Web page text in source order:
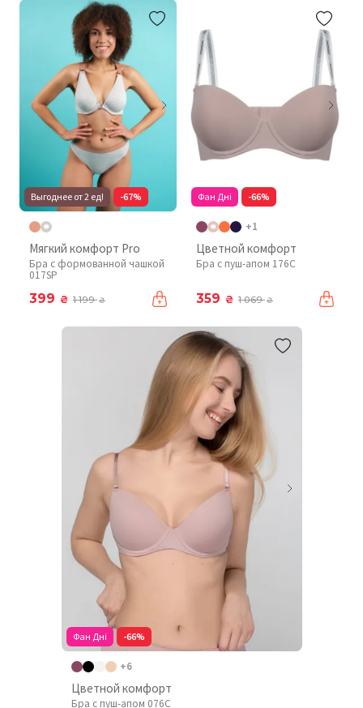
Выгоднее от 2 ед! -67%
Мягкий комфорт Pro
Бра с формованной чашкой
017SP
399 ₴ 1 199₴
Фан Дні -66%
+1
Цветной комфорт
Бра с пуш-апом 176C
359 ₴ 1 069₴
Фан Дні -66%
+6
Цветной комфорт
Бра с пуш-апом 076C